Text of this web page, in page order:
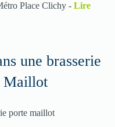
étro Place Clichy - Lire
une brasserie
Maillot